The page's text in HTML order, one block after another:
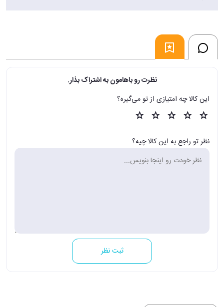
دیوید میچل، رمان‌نویس بریتانیایی
«رازی شگفت‌انگیز و طلسم‌کننده. گنجی که در ساحلی فراموش‌شده در انتظار
کشف شدن است!» ـ ارین مورگنشترن، نویسنده‌ی آمریکایی
نظرت رو باهامون به اشتراک بذار.
این کالا چه امتیازی از تو می‌گیره؟
نظر تو راجع به این کالا چیه؟
ثبت نظر